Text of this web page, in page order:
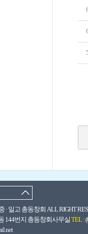
· 일고 총동창회 ALL RIGHT
144번지 총동창회사무실 TEL :